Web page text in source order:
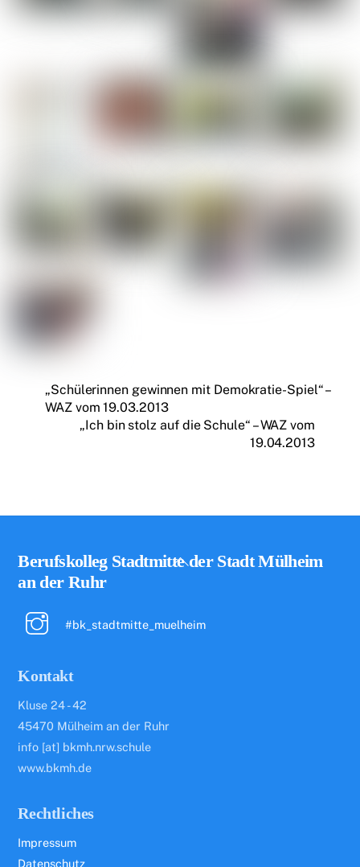
„Schülerinnen gewinnen mit Demokratie-Spiel“ –
WAZ vom 19.03.2013
„Ich bin stolz auf die Schule“ – WAZ vom
19.04.2013
Back
Berufskolleg Stadtmitte der Stadt Mülheim
an der Ruhr
#bk_stadtmitte_muelheim
Kontakt
Kluse 24 - 42
45470 Mülheim an der Ruhr
info [at] bkmh.nrw.schule
www.bkmh.de
Rechtliches
Impressum
Datenschutz